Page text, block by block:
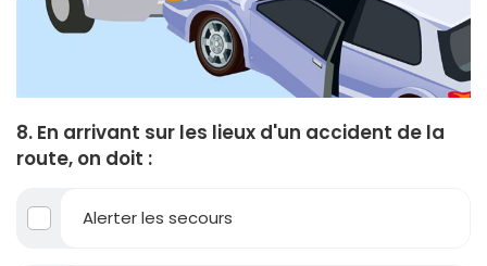
8. En arrivant sur les lieux d'un accident de la
route, on doit :
Alerter les secours